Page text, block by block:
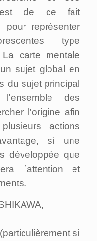
de ce fait
pour représenter
type
carte mentale
sujet global en
du sujet principal
des
l'origine afin
actions
si une
développée que
lʼattention et
si